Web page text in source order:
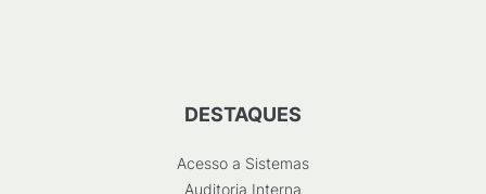
DESTAQUES
Acesso a Sistemas
Auditoria Interna